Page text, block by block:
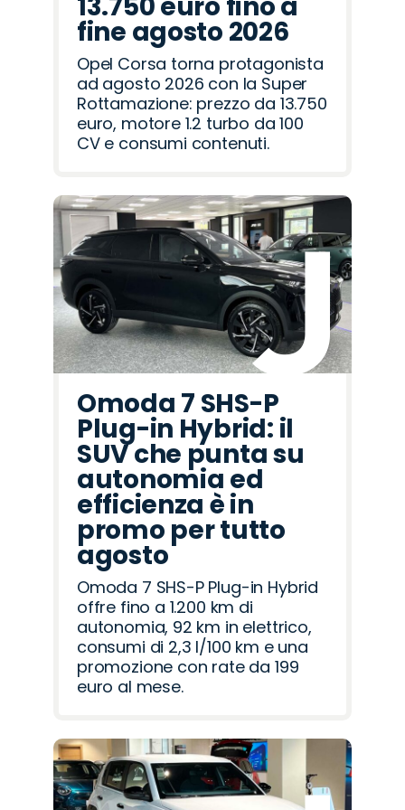
fine agosto 2026
Opel Corsa torna protagonista
ad agosto 2026 con la Super
Rottamazione: prezzo da 13.750
euro, motore 1.2 turbo da 100
CV e consumi contenuti.
Omoda 7 SHS-P
Plug-in Hybrid: il
SUV che punta su
autonomia ed
efficienza è in
promo per tutto
agosto
Omoda 7 SHS-P Plug-in Hybrid
offre fino a 1.200 km di
autonomia, 92 km in elettrico,
consumi di 2,3 l/100 km e una
promozione con rate da 199
euro al mese.